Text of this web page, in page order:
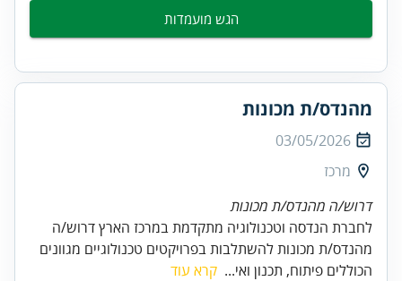
הגש מועמדות
מהנדס/ת מכונות
03/05/2026
מרכז
דרוש/ה מהנדס/ת מכונות
לחברת הנדסה וטכנולוגיה מתקדמת במרכז הארץ דרוש/ה
מהנדס/ת מכונות להשתלבות בפרויקטים טכנולוגיים מגוונים
הכוללים פיתוח, תכנון ואי... קרא עוד